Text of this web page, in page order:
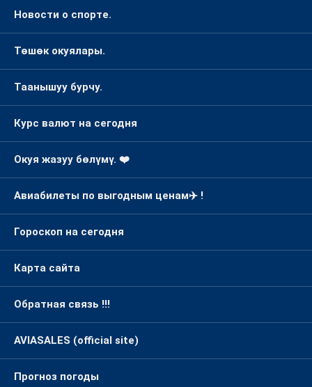
Новости о спорте.
Төшөк окуялары.
Таанышуу бурчу.
Курс валют на сегодня
Окуя жазуу бөлүмү. ❤️
Авиабилеты по выгодным ценам✈️ !
Гороскоп на сегодня
Карта сайта
Обратная связь !!!
AVIASALES (official site)
Прогноз погоды